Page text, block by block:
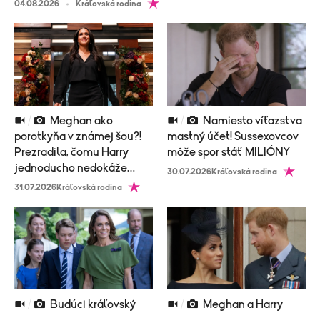
04.08.2026 Kráľovská rodina
porotkyňa v známej šou?!
Prezradila, čomu Harry
jednoducho nedokáže
odolať
31.07.2026Kráľovská rodina
mastný účet! Sussexovcov
môže spor stáť MILIÓNY
30.07.2026Kráľovská rodina